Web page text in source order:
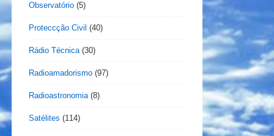
Observatório (5)
Proteccção Civil (40)
Rádio Técnica(30)
Radioamadorismo (97)
Radioastronomia(8)
Satélites (114)